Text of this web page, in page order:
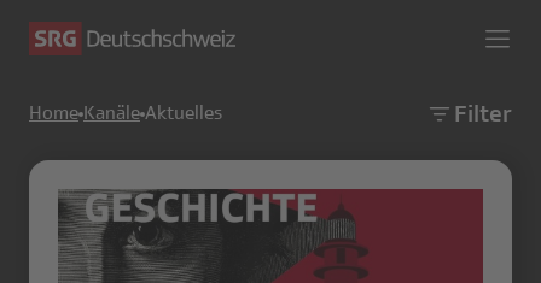
Home Kanäle Aktuelles Filter